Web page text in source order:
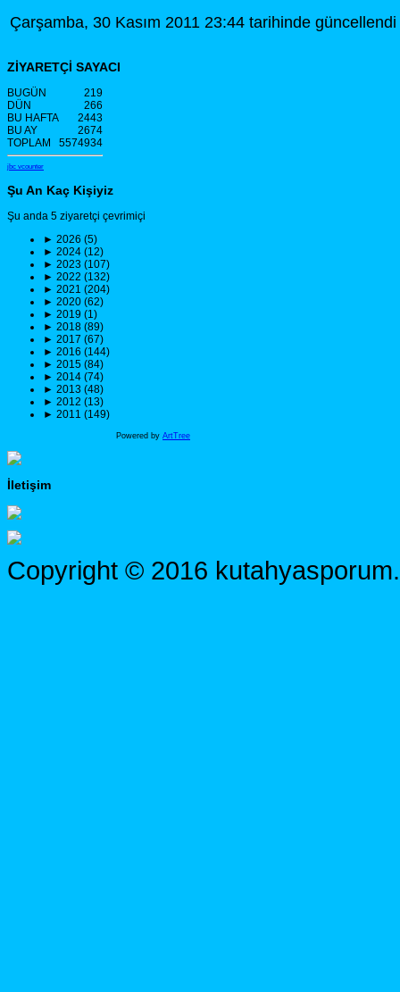
Çarşamba, 30 Kasım 2011 23:44 tarihinde güncellendi
ZİYARETÇİ SAYACI
BUGÜN
219
DÜN
266
BU HAFTA
2443
BU AY
2674
TOPLAM
5574934
jbc vcounter
Şu An Kaç Kişiyiz
Şu anda 5 ziyaretçi çevrimiçi
► 2026 (5)
► 2024 (12)
► 2023 (107)
► 2022 (132)
► 2021 (204)
► 2020 (62)
► 2019 (1)
► 2018 (89)
► 2017 (67)
► 2016 (144)
► 2015 (84)
► 2014 (74)
► 2013 (48)
► 2012 (13)
► 2011 (149)
Powered by ArtTree
İletişim
Copyright © 2016